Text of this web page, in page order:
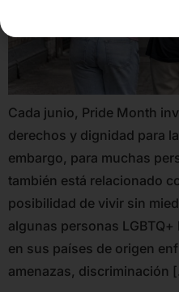
Cada junio, Pride Month
derechos y dignidad para
embargo, para muchas
también está relacionado
posibilidad de vivir sin
algunas personas
en sus países de origen
amenazas, discriminación